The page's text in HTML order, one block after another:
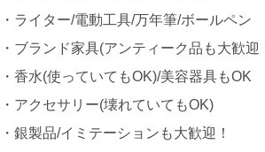
・ライター/電動工具/万年筆/ボールペン
・ブランド家具(アンティーク品も大歓迎
・香水(使っていてもOK)/美容器具もOK
・アクセサリー(壊れていてもOK)
・銀製品/イミテーションも大歓迎！